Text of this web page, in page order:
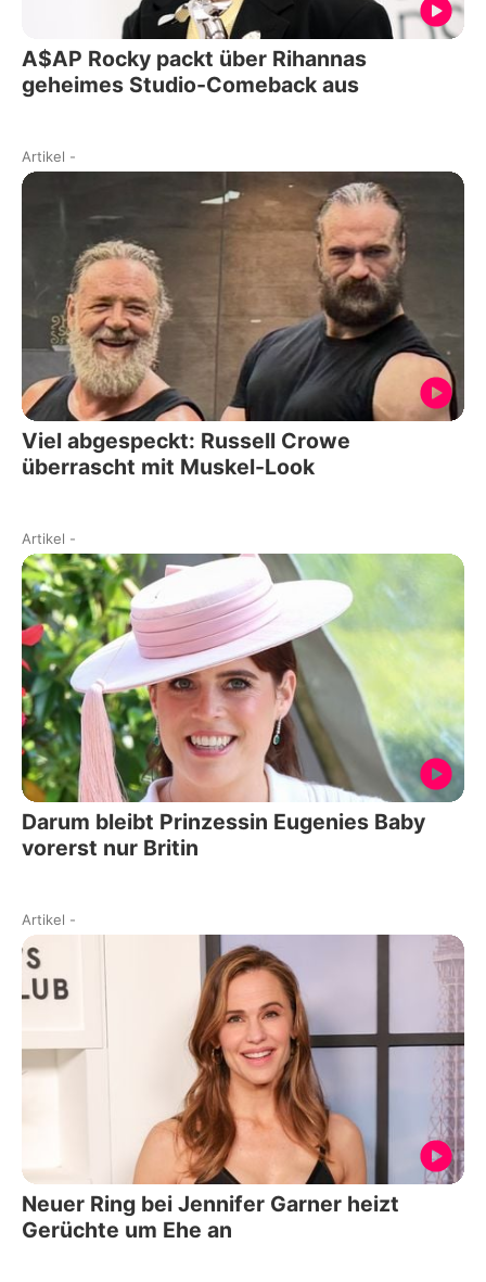
A$AP Rocky packt über Rihannas
geheimes Studio-Comeback aus
Artikel -
Viel abgespeckt: Russell Crowe
überrascht mit Muskel-Look
Artikel -
Darum bleibt Prinzessin Eugenies Baby
vorerst nur Britin
Artikel -
Neuer Ring bei Jennifer Garner heizt
Gerüchte um Ehe an